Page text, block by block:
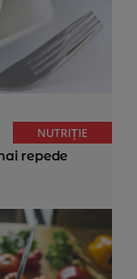
NUTRIȚIE
repede